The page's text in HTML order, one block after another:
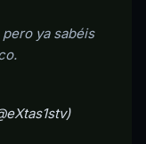
ya sabéis